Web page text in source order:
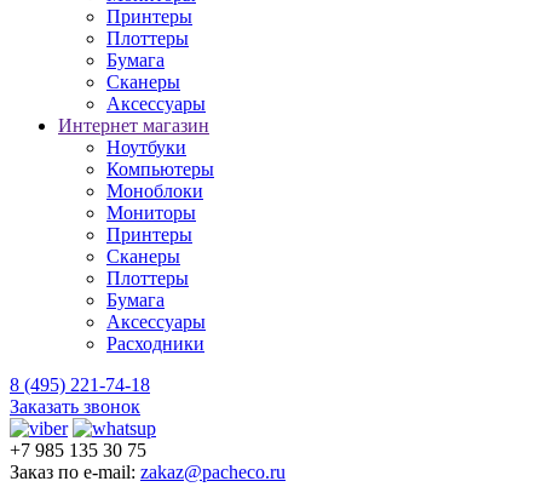
Принтеры
Плоттеры
Бумага
Сканеры
Аксессуары
Интернет магазин
Ноутбуки
Компьютеры
Моноблоки
Мониторы
Принтеры
Сканеры
Плоттеры
Бумага
Аксессуары
Расходники
8 (495) 221-74-18
Заказать звонок
+7 985 135 30 75
Заказ по e-mail: zakaz@pacheco.ru